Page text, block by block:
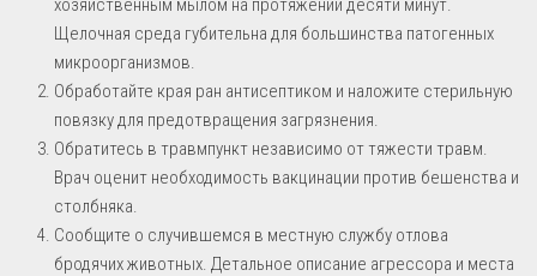
хозяйственным мылом на протяжении десяти минут.
Щелочная среда губительна для большинства патогенных
микроорганизмов.
Обработайте края ран антисептиком и наложите стерильную
повязку для предотвращения загрязнения.
Обратитесь в травмпункт независимо от тяжести травм.
Врач оценит необходимость вакцинации против бешенства и
столбняка.
Сообщите о случившемся в местную службу отлова
бродячих животных. Детальное описание агрессора и места